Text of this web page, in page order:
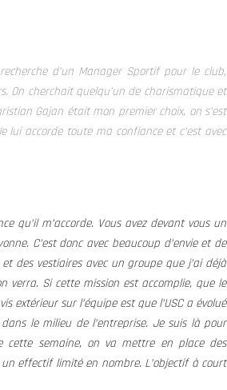
d’un Manager Sportif pour le club,
On cherchait quelqu’un de charismatique et
Gajan était mon premier choix, on s’est
lui accorde toute ma confiance et c’est avec
qu’il m’accorde. Vous avez devant vous un
C’est donc avec beaucoup d’envie et de
des vestiaires avec un groupe que j’ai déjà
verra. Si cette mission est accomplie, que le
extérieur sur l’équipe est que l’USC a évolué
le milieu de l’entreprise. Je suis là pour
cette semaine, on va mettre en place des
effectif limité en nombre. L’objectif à court